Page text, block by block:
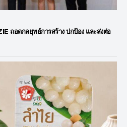
ถอดกลยุทธ์การสร้าง ปกป้อง และส่งต่อ